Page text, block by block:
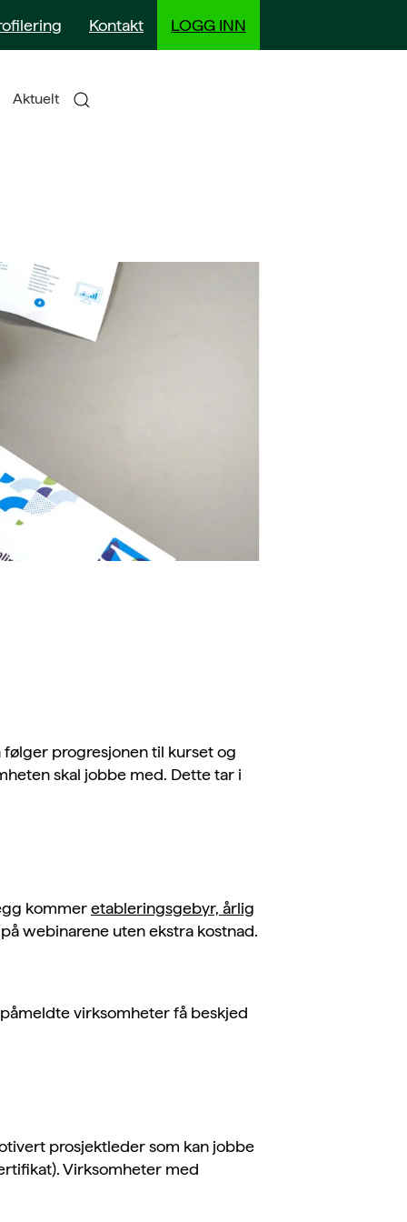
Kontakt LOGG INN
Aktuelt
progresjonen til kurset og
skal jobbe med. Dette tar i
kommeretableringsgebyr, årlig
webinarene uten ekstra kostnad.
virksomheter få beskjed
prosjektleder som kan jobbe
Virksomheter med